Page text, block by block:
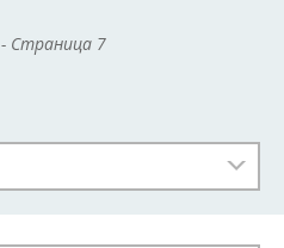
- Страница 7